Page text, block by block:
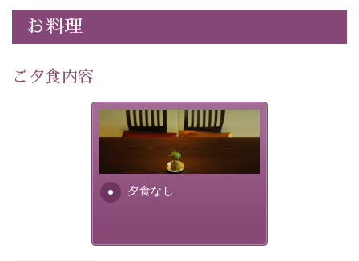
-----------【安心への取り組み】----------
個室料亭、貸切風呂のご利用が可能な上、 安心安全にご
滞在いただけるよう
30項目以上からなる独自の衛生・消毒プログラムの基、
徹底した衛生管理を行っております。
-------------------------------------------------
・朝食は個室料亭で個室食
・諏訪大社4社を巡る無料参拝バス（事前予約制）
・館内着をご用意
・館内フリーWi-Fi
お料理
ご夕食内容
夕食なし
夕食なしご夕食を追加される
場合は、二食付きのプランを
お選びくださいませ。